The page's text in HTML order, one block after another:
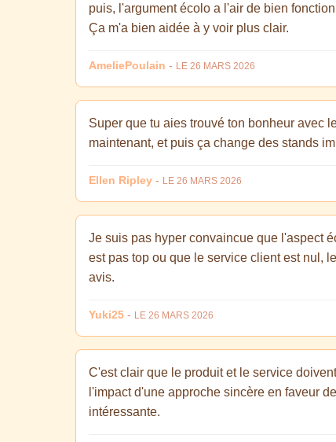
puis, l'argument écolo a l'air de bien
Ça m'a bien aidée à y voir plus clair.
AmeliePoulain - LE 26 MARS 2026
Super que tu aies trouvé ton bonheur avec
maintenant, et puis ça change des stands
Ellen Ripley - LE 26 MARS 2026
Je suis pas hyper convaincue que l'aspect
est pas top ou que le service client est nul,
avis.
Yuki25 - LE 26 MARS 2026
C'est clair que le produit et le service
l'impact d'une approche sincère en faveur
intéressante.